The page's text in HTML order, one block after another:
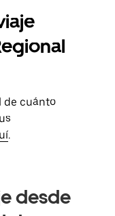
de cuánto
.
desde